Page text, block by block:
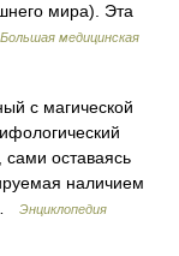
мира). Эта
Большая медицинская
с магической
оставаясь
наличием
Энциклопедия